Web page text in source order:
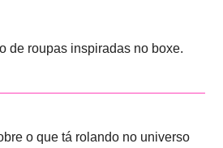
de roupas inspiradas no boxe.
o que tá rolando no universo